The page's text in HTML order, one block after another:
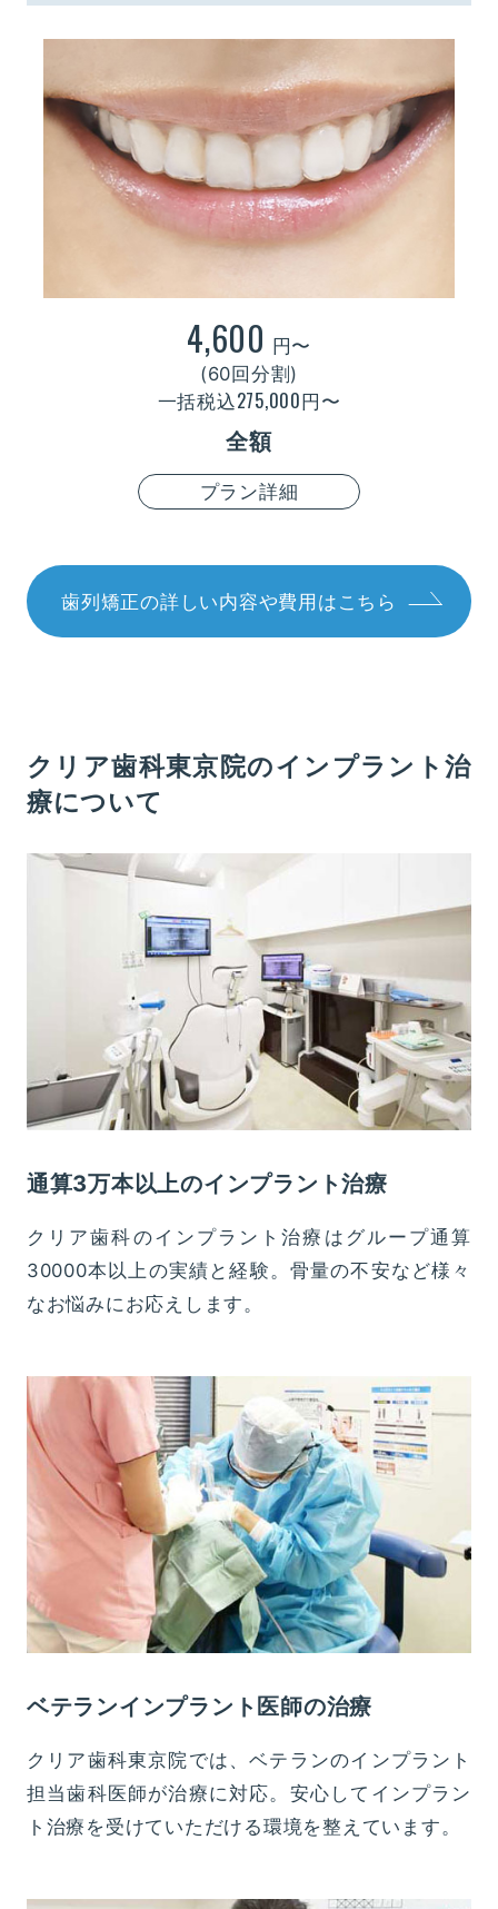
4,600 円〜
(60回分割)
一括税込275,000円〜
全額
プラン詳細
歯列矯正の詳しい内容や費用はこちら
クリア歯科東京院のインプラント治
療について
通算3万本以上のインプラント治療
クリア歯科のインプラント治療はグループ通算
30000本以上の実績と経験。骨量の不安など様々
なお悩みにお応えします。
ベテランインプラント医師の治療
クリア歯科東京院では、ベテランのインプラント
担当歯科医師が治療に対応。安心してインプラン
ト治療を受けていただける環境を整えています。